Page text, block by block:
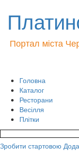
Портал міста
Головна
Каталог
Ресторани
Весілля
Плітки
Зробити стартовою